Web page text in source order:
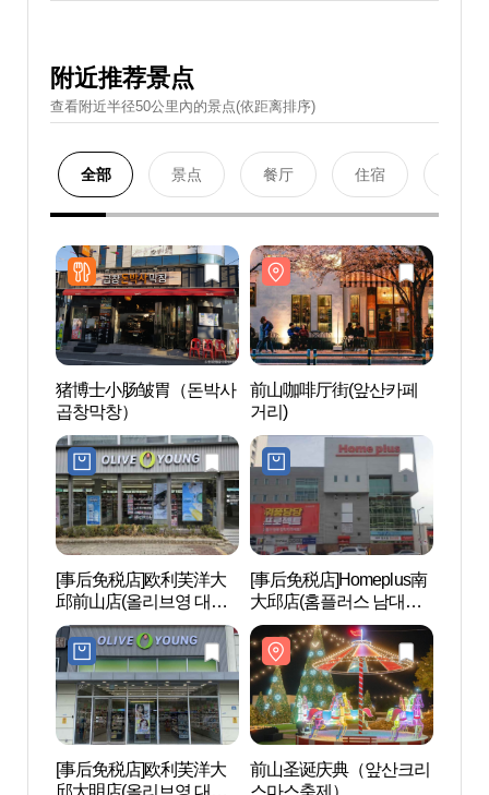
附近推荐景点
查看附近半径50公里內的景点(依距离排序)
全部 景点 餐厅 住宿
猪博士小肠皱胃（돈박사
곱창막창）
前山咖啡厅街(앞산카페
거리)
[事后免税店]欧利芙洋大
邱前山店(올리브영 대구
앞산점)
[事后免税店]Homeplus南
大邱店(홈플러스 남대구
점)
[事后免税店]欧利芙洋大
邱大明店(올리브영 대구
前山圣诞庆典（앞산크리
스마스축제）